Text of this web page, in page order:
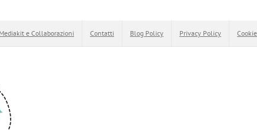
Mediakit e Collaborazioni Contatti Blog Policy Privacy Policy